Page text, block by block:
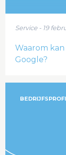
Service - 19
Waarom
Google?